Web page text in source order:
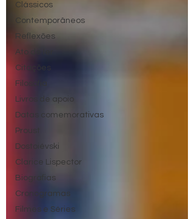
Clássicos
Contemporâneos
Reflexões
Ato de ler
Citações
Filosofia
Livros de apoio
Datas comemorativas
Proust
Dostoiévski
Clarice Lispector
Biografias
Cronogramas
Filmes e Séries